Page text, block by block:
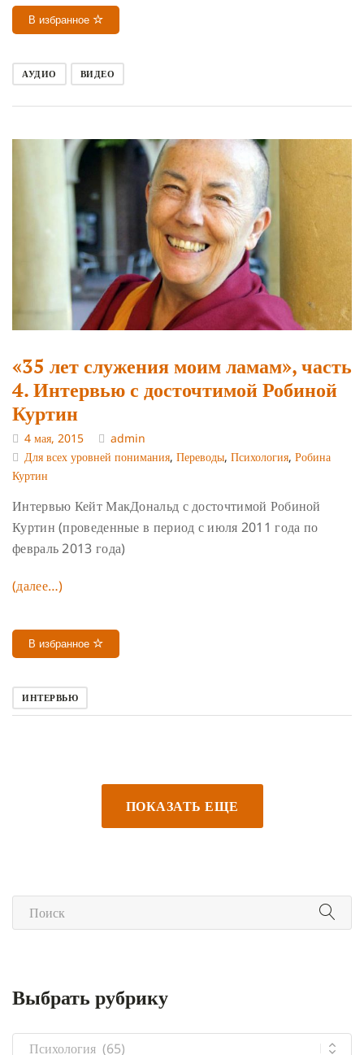
В избранное
АУДИО ВИДЕО
«35 лет служения моим ламам», часть
4. Интервью с досточтимой Робиной
Куртин
4 мая, 2015
admin
Для всех уровней понимания, Переводы, Психология, Робина
Куртин
Интервью Кейт МакДональд с досточтимой Робиной
Куртин (проведенные в период с июля 2011 года по
февраль 2013 года)
(далее…)
В избранное
ИНТЕРВЬЮ
ПОКАЗАТЬ ЕЩЕ
Выбрать рубрику
Выбрать